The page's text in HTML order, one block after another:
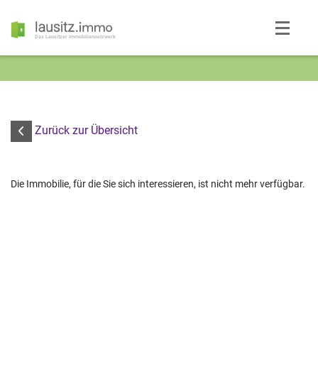
Das Lausitzer Immobiliennetzwerk
Zurück zur Übersicht
Die Immobilie, für die Sie sich interessieren, ist nicht mehr verfügbar.